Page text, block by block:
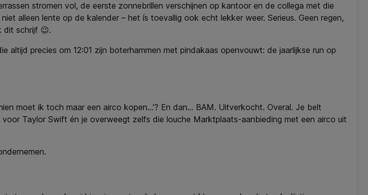
stromen vol, de eerste zonnebrillen verschijnen op kantoor en de collega met die
alleen lente op de kalender – het ís toevallig ook echt lekker weer. Serieus. Geen regen,
dit schrijf 😉.
precies om 12:01 zijn boterhammen met pindakaas openvouwt: de jaarlijkse run op
moet ik toch maar een airco kopen...’? En dan… BAM. Uitverkocht. Overal. Je belt
Taylor Swift én je overweegt zelfs die louche Marktplaats-aanbieding met een airco uit